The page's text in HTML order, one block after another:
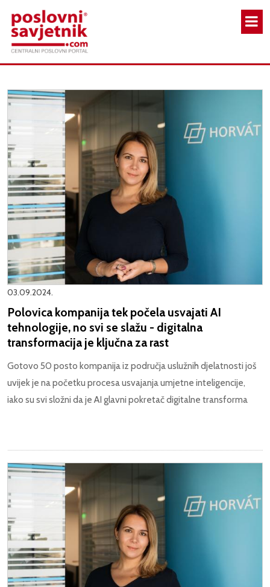
03.09.2024.
Polovica kompanija tek počela usvajati AI
tehnologije, no svi se slažu - digitalna
transformacija je ključna za rast
Gotovo 50 posto kompanija iz područja uslužnih djelatnosti još
uvijek je na početku procesa usvajanja umjetne inteligencije,
iako su svi složni da je AI glavni pokretač digitalne transforma